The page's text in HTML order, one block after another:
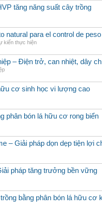
tăng năng suất cây trồng
natural para el control de peso
kiến thực hiện
– Điện trở, can nhiệt, dây
cơ sinh học vi lượng cao
phân bón lá hữu cơ rong biển
– Giải pháp dọn dẹp tiện lợi
pháp tăng trưởng bền vững
bằng phân bón lá hữu cơ